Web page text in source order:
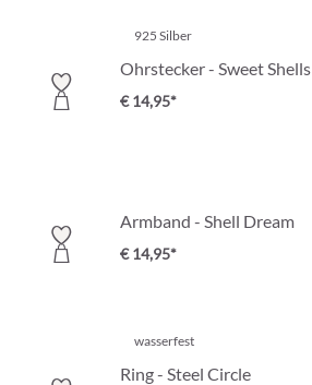
925 Silber
Ohrstecker - Sweet Shells
€ 14,95*
Armband - Shell Dream
€ 14,95*
wasserfest
Ring - Steel Circle